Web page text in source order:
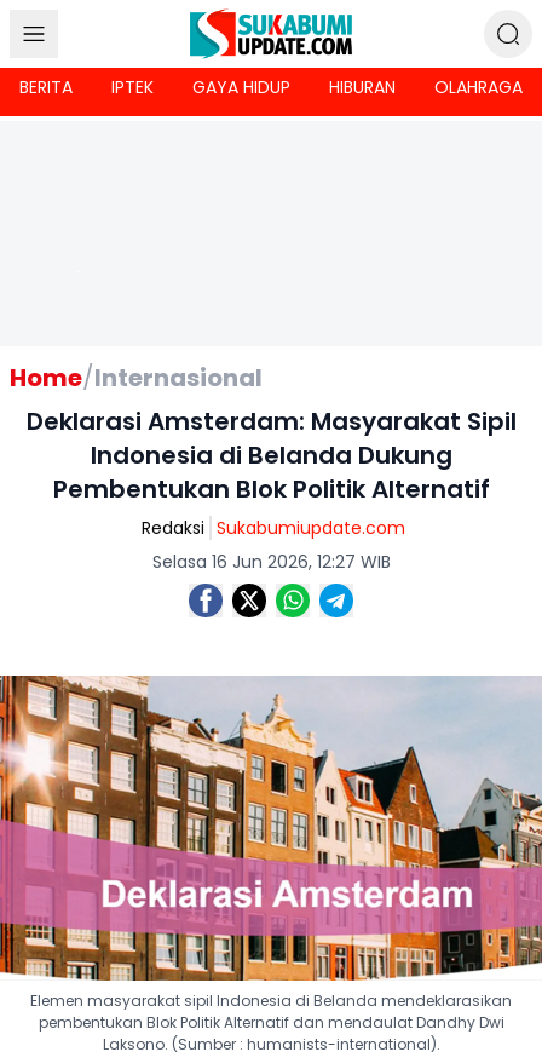
BERITA IPTEK GAYA HIDUP HIBURAN OLAHRAGA
Home/Internasional
Deklarasi Amsterdam: Masyarakat Sipil
Indonesia di Belanda Dukung
Pembentukan Blok Politik Alternatif
Redaksi Sukabumiupdate.com
Selasa 16 Jun 2026, 12:27 WIB
Elemen masyarakat sipil Indonesia di Belanda mendeklarasikan
pembentukan Blok Politik Alternatif dan mendaulat Dandhy Dwi
Laksono. (Sumber : humanists-international).